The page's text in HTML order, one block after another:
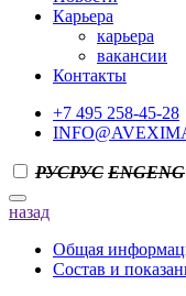
Карьера
карьера
вакансии
Контакты
+7 495 258-45-28
РУСРУС ENGENG
назад
Общая
Состав и